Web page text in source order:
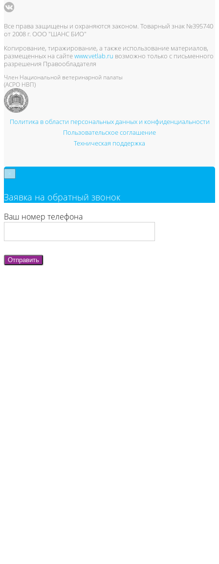
Все права защищены и охраняются законом. Товарный знак №395740
от 2008 г. ООО "ШАНС БИО"
Копирование, тиражирование, а также использование материалов,
размещенных на сайтеwww.vetlab.ru возможно только с письменного
разрешения Правообладателя
Член Национальной ветеринарной палаты
(АСРО НВП)
Политика в области персональных данных и конфиденциальности
Пользовательское соглашение
Техническая поддержка
Заявка на обратный звонок
Ваш номер телефона
Отправить